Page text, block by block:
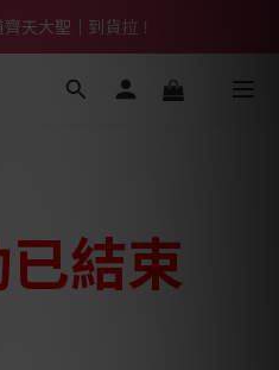
寶物幫你財運「轉」進來
齊天大聖｜到貨拉！
寶物幫你財運「轉」進來
結束